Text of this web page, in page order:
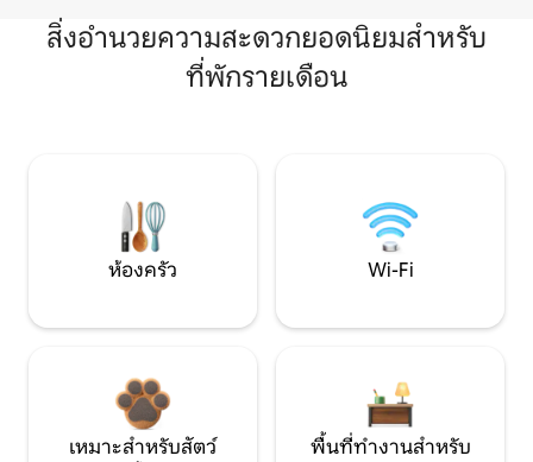
สิ่งอำนวยความสะดวกยอดนิยมสำหรับ
ที่พักรายเดือน
ห้องครัว Wi-Fi
เหมาะสำหรับสัตว์
พื้นที่ทำงานสำหรับ